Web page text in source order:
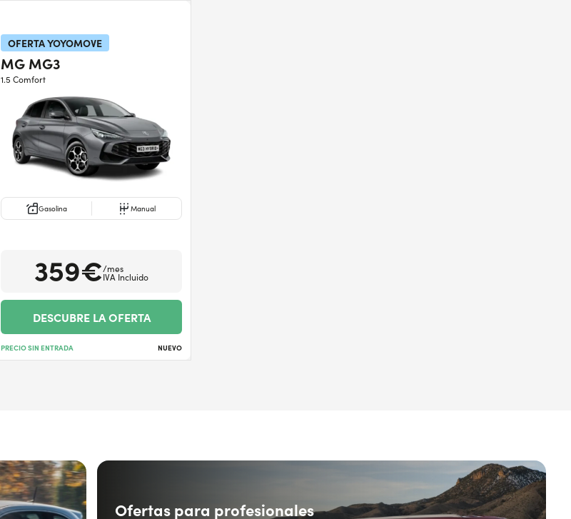
OFERTA YOYOMOVE
MG MG3
1.5 Comfort
Gasolina Manual
359€/mes
IVA Incluido
DESCUBRE LA OFERTA
PRECIO SIN ENTRADA NUEVO
Ofertas para profesionales